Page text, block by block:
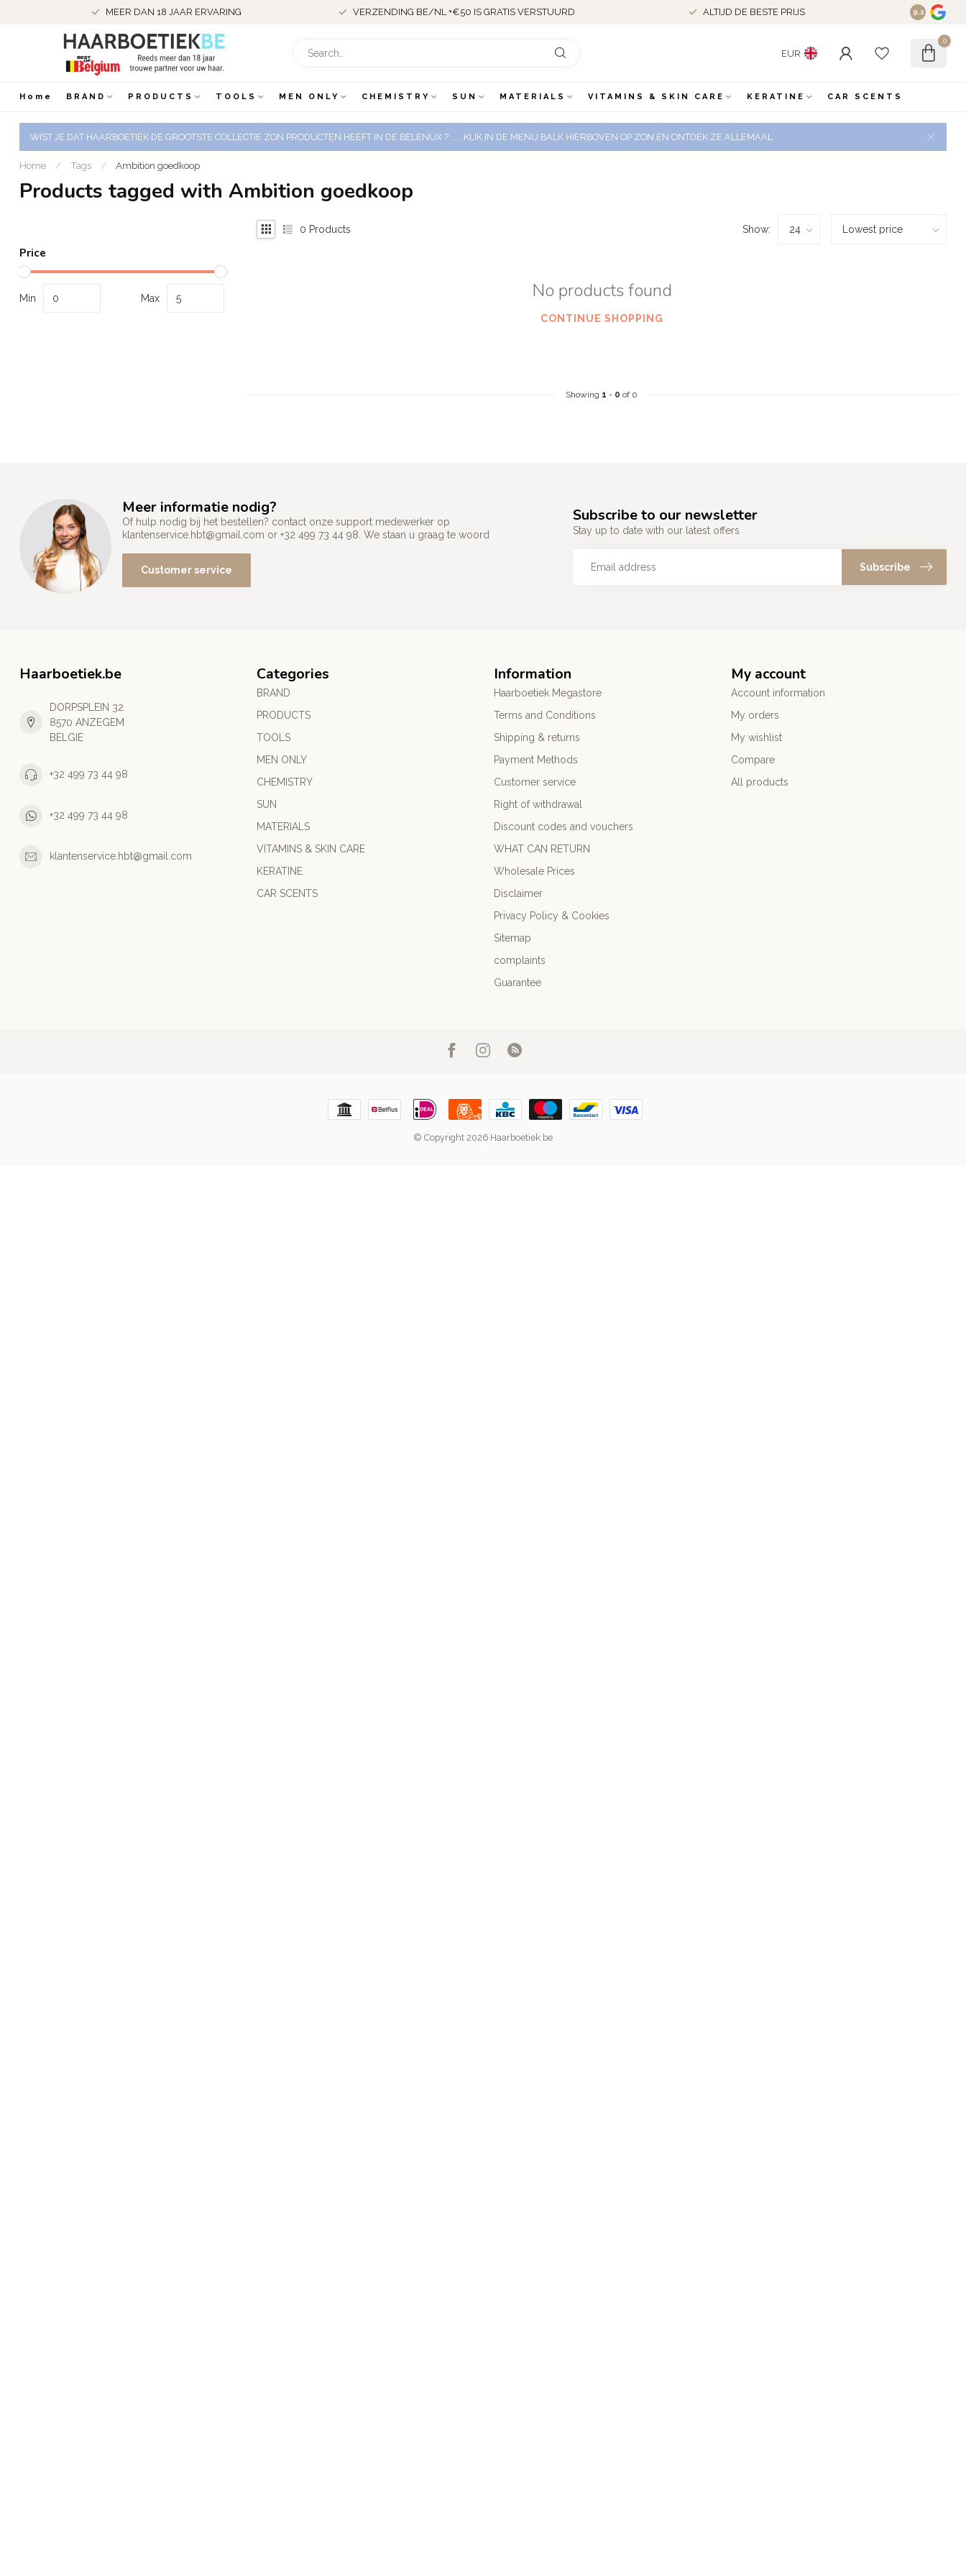
MEER DAN 18 JAAR ERVARING VERZENDING BE/NL +€50 IS GRATIS VERSTUURD ALTIJD DE BESTE PRIJS 9.2
EUR
0
Home BRAND PRODUCTS TOOLS MEN ONLY CHEMISTRY SUN MATERIALS VITAMINS & SKIN CARE KERATINE CAR SCENTS
WIST JE DAT HAARBOETIEK DE GROOTSTE COLLECTIE ZON PRODUCTEN HEEFT IN DE BELENUX ? ..... KLIK IN DE MENU BALK HIERBOVEN OP ZON EN ONTDEK ZE ALLEMAAL
Home / Tags / Ambition goedkoop
Products tagged with Ambition goedkoop
Price
Min Max
0 Products Show:
No products found
CONTINUE SHOPPING
Showing 1 - 0 of 0
Meer informatie nodig?
Of hulp nodig bij het bestellen? contact onze support medewerker op
klantenservice.hbt@gmail.com or +32 499 73 44 98. We staan u graag te woord
Customer service
Subscribe to our newsletter
Stay up to date with our latest offers
Subscribe
Haarboetiek.be
DORPSPLEIN 32
8570 ANZEGEM
BELGIE
+32 499 73 44 98
+32 499 73 44 98
klantenservice.hbt@gmail.com
Categories
BRAND
PRODUCTS
TOOLS
MEN ONLY
CHEMISTRY
SUN
MATERIALS
VITAMINS & SKIN CARE
KERATINE
CAR SCENTS
Information
Haarboetiek Megastore
Terms and Conditions
Shipping & returns
Payment Methods
Customer service
Right of withdrawal
Discount codes and vouchers
WHAT CAN RETURN
Wholesale Prices
Disclaimer
Privacy Policy & Cookies
Sitemap
complaints
Guarantee
My account
Account information
My orders
My wishlist
Compare
All products
© Copyright 2026 Haarboetiek.be